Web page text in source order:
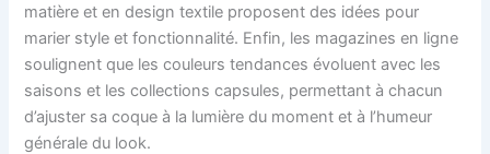
matière et en design textile proposent des idées pour
marier style et fonctionnalité. Enfin, les magazines en ligne
soulignent que les couleurs tendances évoluent avec les
saisons et les collections capsules, permettant à chacun
d’ajuster sa coque à la lumière du moment et à l’humeur
générale du look.